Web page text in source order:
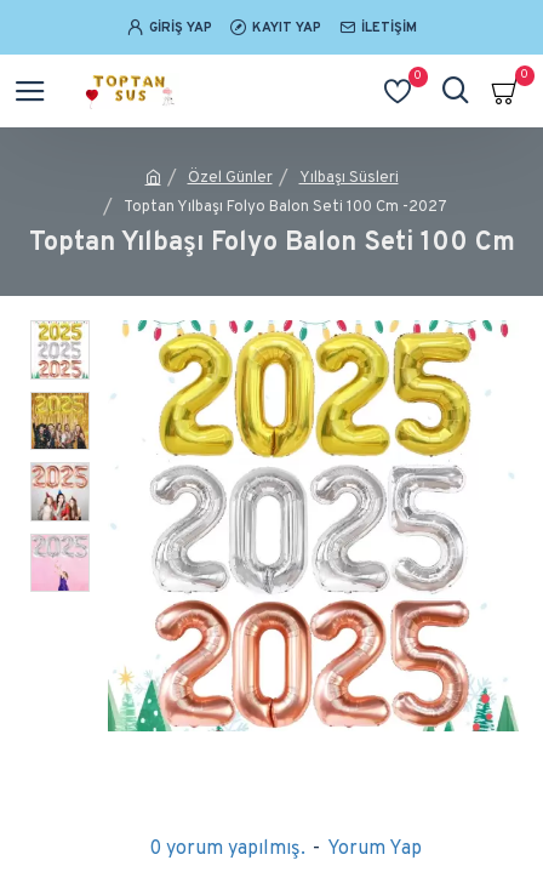
GIRIŞ YAP KAYIT YAP İLETIŞIM
0 0
Özel Günler
Yılbaşı Süsleri
Toptan Yılbaşı Folyo Balon Seti 100 Cm -2027
Toptan Yılbaşı Folyo Balon Seti 100 Cm
0 yorum yapılmış. - Yorum Yap